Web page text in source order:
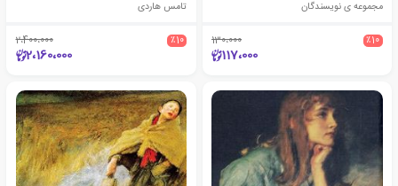
مجموعه ی نویسندگان
٪10 130،000
117،000
تامس هاردی
٪10 2،400،000
2،160،000